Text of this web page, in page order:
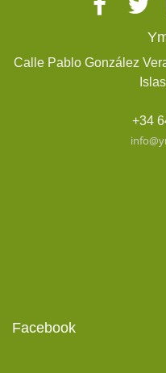
Calle Pablo González
+34
Facebook